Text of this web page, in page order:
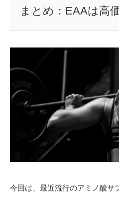
まとめ：EAAは高
今回は、最近流行のアミノ酸サ